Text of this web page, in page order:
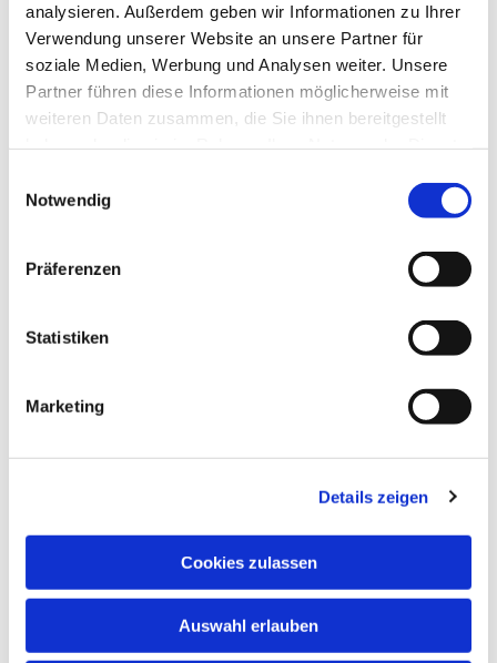
analysieren. Außerdem geben wir Informationen zu Ihrer
Verwendung unserer Website an unsere Partner für
soziale Medien, Werbung und Analysen weiter. Unsere
Partner führen diese Informationen möglicherweise mit
weiteren Daten zusammen, die Sie ihnen bereitgestellt
Notwendig
Präferenzen
Statistiken
Marketing
Details zeigen
Cookies zulassen
Auswahl erlauben
Dies könnte Sie auch
interessieren